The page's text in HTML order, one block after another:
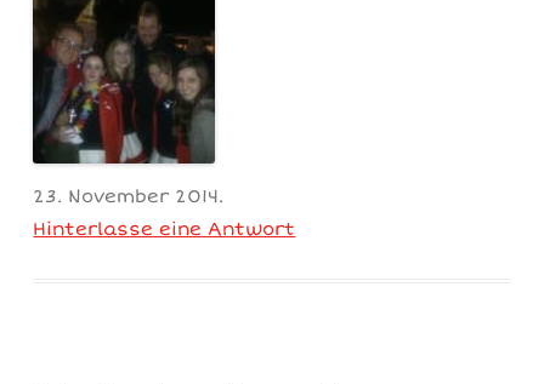
23. November 2014.
Hinterlasse eine Antwort